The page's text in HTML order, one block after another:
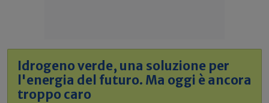
Idrogeno verde, una soluzione per
l'energia del futuro. Ma oggi è ancora
troppo caro